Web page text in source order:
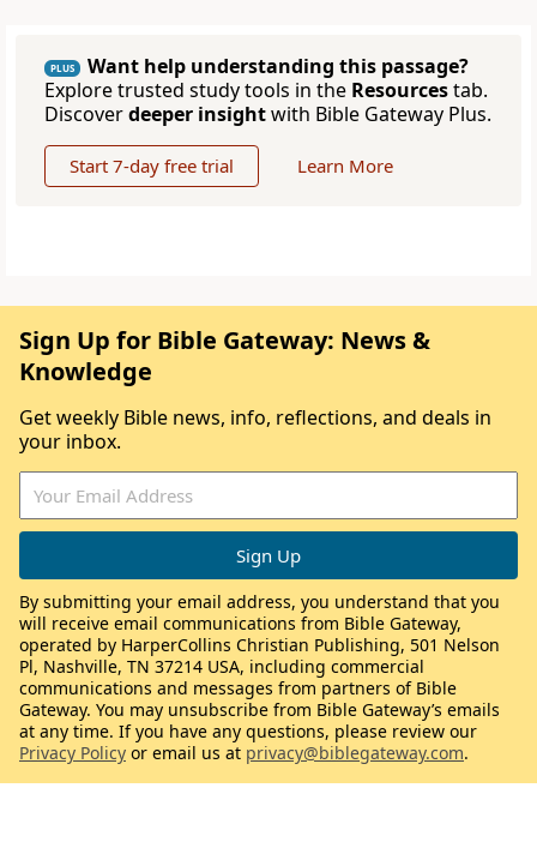
PLUS
Want help understanding this passage?
Explore trusted study tools in the Resourcestab.
Discoverdeeper insightwith Bible Gateway Plus.
Start 7-day free trial Learn More
Sign Up for Bible Gateway: News &
Knowledge
Get weekly Bible news, info, reflections, and deals in
your inbox.
By submitting your email address, you understand that you
will receive email communications from Bible Gateway,
operated by HarperCollins Christian Publishing, 501 Nelson
Pl, Nashville, TN 37214 USA, including commercial
communications and messages from partners of Bible
Gateway. You may unsubscribe from Bible Gateway’s emails
at any time. If you have any questions, please review our
Privacy Policy or email us at privacy@biblegateway.com.